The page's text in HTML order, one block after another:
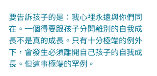
要告訴孩子的是：我心裡永遠與你們同
在。一個得要跟孩子分開離別的自我成
長不是真的成長。只有十分極端的例外
下，會發生必須離開自己孩子的自我成
長。但這事極端的罕例。